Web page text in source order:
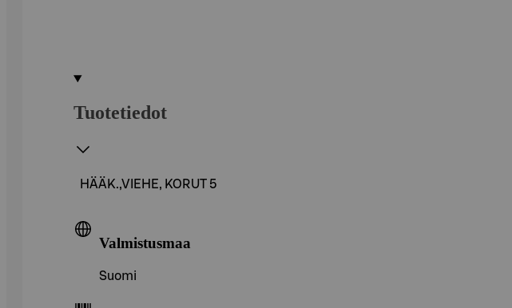
Tuotetiedot
HÄÄK.,VIEHE, KORUT 5
Valmistusmaa
Suomi